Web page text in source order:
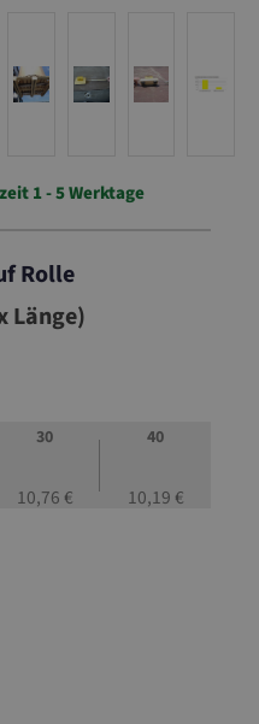
1 - 5 Werktage
Rolle
Länge)
30
10,76 €
40
10,19 €